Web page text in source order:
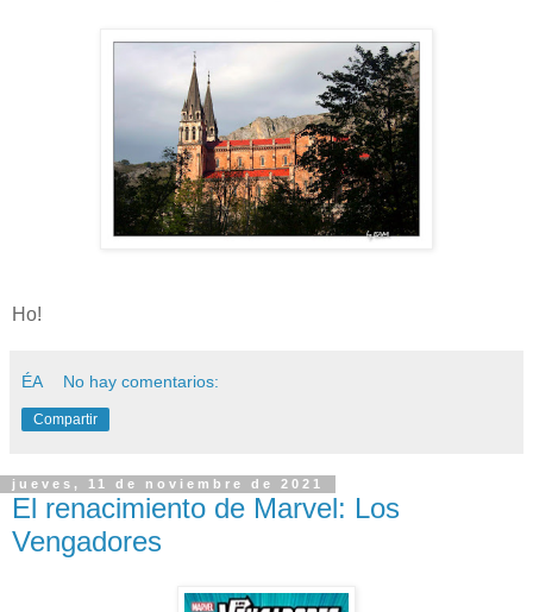
Ho!
ÉA No hay comentarios:
Compartir
jueves, 11 de noviembre de 2021
El renacimiento de Marvel: Los
Vengadores